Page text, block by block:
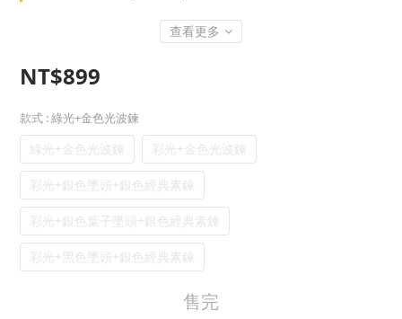
查看更多
NT$899
款式 : 綠光+金色光波鍊
綠光+金色光波鍊 彩光+金色光波鍊
彩光+銀色墜頭+銀色經典素鍊
彩光+銀色葉子墜頭+銀色經典素鍊
彩光+黑色墜頭+銀色經典素鍊
售完